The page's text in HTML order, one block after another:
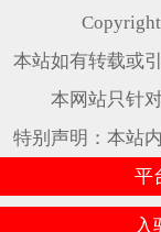
本站如有转载或
本网站只针
特别声明：本站
平
入